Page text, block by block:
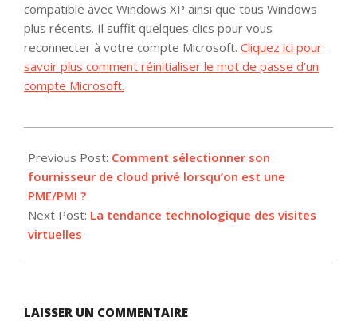
compatible avec Windows XP ainsi que tous Windows
plus récents. Il suffit quelques clics pour vous
reconnecter à votre compte Microsoft. Cliquez ici pour
savoir plus comment réinitialiser le mot de passe d’un
compte Microsoft.
11-
27
Previous Post: Comment sélectionner son
fournisseur de cloud privé lorsqu’on est une
PME/PMI ?
Next Post: La tendance technologique des visites
virtuelles
LAISSER UN COMMENTAIRE